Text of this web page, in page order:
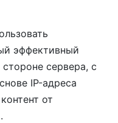
эффективный
сервера, с
IP-адреса
от